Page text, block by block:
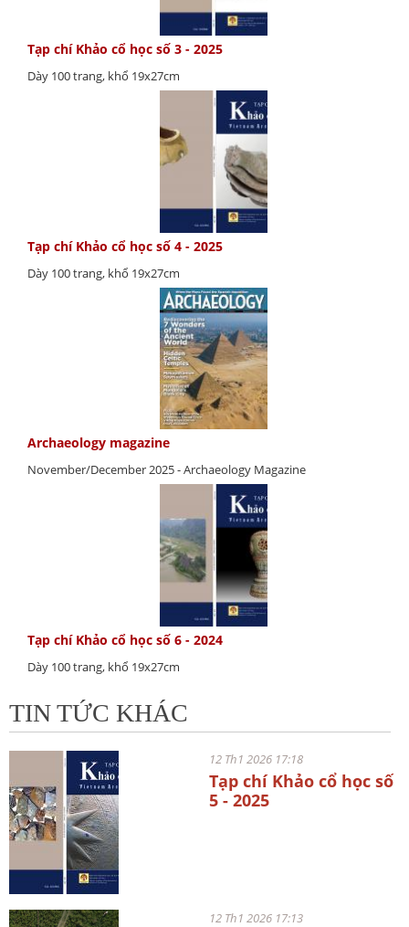
Tạp chí Khảo cổ học số 3 - 2025
Dày 100 trang, khổ 19x27cm
Tạp chí Khảo cổ học số 4 - 2025
Dày 100 trang, khổ 19x27cm
Archaeology magazine
November/December 2025 - Archaeology Magazine
Tạp chí Khảo cổ học số 6 - 2024
Dày 100 trang, khổ 19x27cm
TIN TỨC KHÁC
12 Th1 2026 17:18
Tạp chí Khảo cổ học số
5 - 2025
12 Th1 2026 17:13